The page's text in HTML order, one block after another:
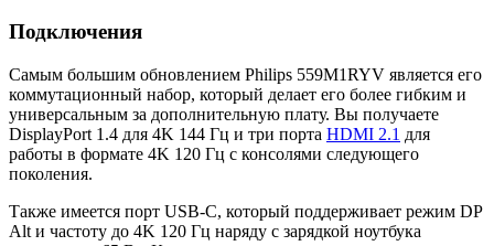
Подключения
Самым большим обновлением Philips 559M1RYV является его
коммутационный набор, который делает его более гибким и
универсальным за дополнительную плату. Вы получаете
DisplayPort 1.4 для 4K 144 Гц и три порта HDMI 2.1 для
работы в формате 4K 120 Гц с консолями следующего
поколения.
Также имеется порт USB-C, который поддерживает режим DP
Alt и частоту до 4K 120 Гц наряду с зарядкой ноутбука